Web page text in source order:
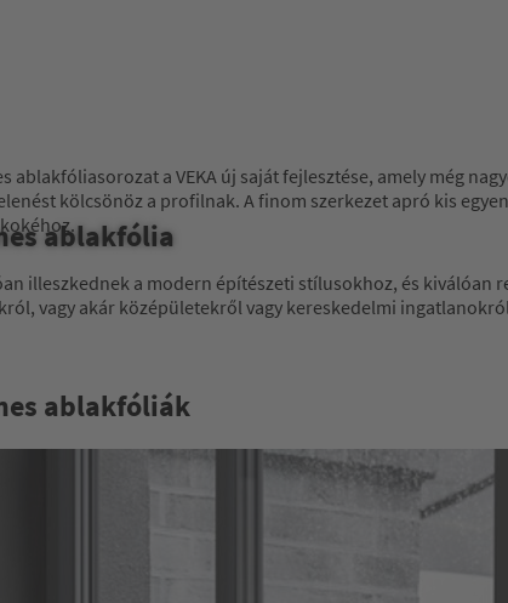
ablakfólia
ablakfóliasorozat a VEKA új saját fejlesztése, amely még
kölcsönöz a profilnak. A finom szerkezet apró kis
illeszkednek a modern építészeti stílusokhoz, és
vagy akár középületekről vagy kereskedelmi
ablakfóliák